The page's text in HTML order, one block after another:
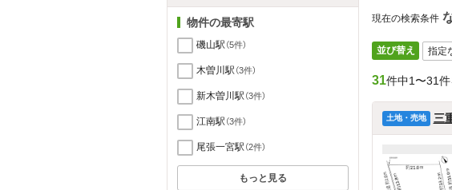
現在の検索条件
並び替え
31件中1〜31
土地・売地 三
物件の最寄駅
磯山駅 （5件）
木曽川駅 （3件）
新木曽川駅 （3件）
江南駅 （3件）
尾張一宮駅 （2件）
もっと見る